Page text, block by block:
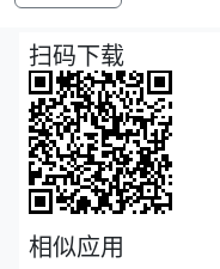
扫码下载
相似应用